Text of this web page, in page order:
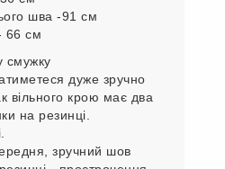
см
горловини – 63 см
74 см
у 60 - 62 розмірі:
-
см